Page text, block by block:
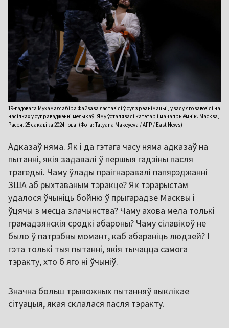
19-гадовага Мухамадсабіра Файзава даставілі ў суд з рэанімацыі, у залу яго завозілі на
насілках у суправаджэнні медыкаў. Яму ўсталявалі катэтар і мачапрыёмнік. Масква,
Расея. 25 сакавіка 2024 года. (Фота: Tatyana Makeyeva / AFP / East News)
Адказаў няма. Як і да гэтага часу няма адказаў на
пытанні, якія задавалі ў першыя гадзіны пасля
трагедыі. Чаму ўлады праігнаравалі папярэджанні
ЗША аб рыхтаваным тэракце? Як тэрарыстам
удалося ўчыніць бойню ў прыгарадзе Масквы і
ўцячы з месца злачынства? Чаму ахова мела толькі
грамадзянскія сродкі абароны? Чаму сілавікоў не
было ў патрэбны момант, каб абараніць людзей? І
гэта толькі тыя пытанні, якія тычацца самога
тэракту, хто б яго ні ўчыніў.
Значна больш трывожных пытанняў выклікае
сітуацыя, якая склалася пасля тэракту.